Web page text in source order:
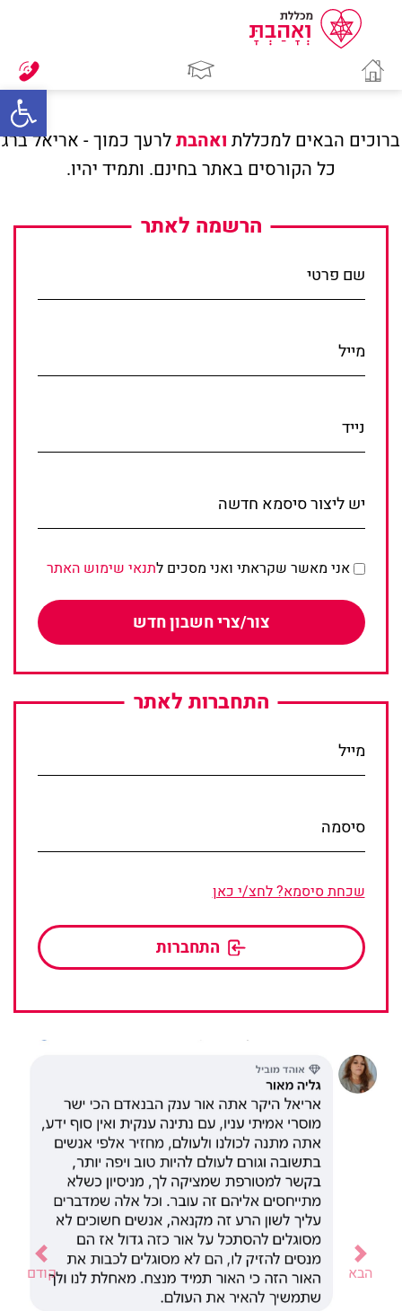
ברוכים הבאים למכללת ואהבתלרעך כמוך - אריאל ברג
כל הקורסים באתר בחינם. ותמיד יהיו.
הרשמה לאתר
שם פרטי
מייל
נייד
יש ליצור סיסמא חדשה
אני מאשר שקראתי ואני מסכים לתנאי שימוש האתר
צור/צרי חשבון חדש
התחברות לאתר
מייל
סיסמה
שכחת סיסמא? לחצ/י כאן
התחברות
קודם הבא